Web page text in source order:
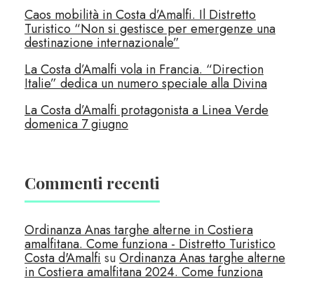
Caos mobilità in Costa d’Amalfi. Il Distretto
Turistico “Non si gestisce per emergenze una
destinazione internazionale”
La Costa d’Amalfi vola in Francia. “Direction
Italie” dedica un numero speciale alla Divina
La Costa d’Amalfi protagonista a Linea Verde
domenica 7 giugno
Commenti recenti
Ordinanza Anas targhe alterne in Costiera
amalfitana. Come funziona - Distretto Turistico
Costa d'AmalfisuOrdinanza Anas targhe alterne
in Costiera amalfitana 2024. Come funziona